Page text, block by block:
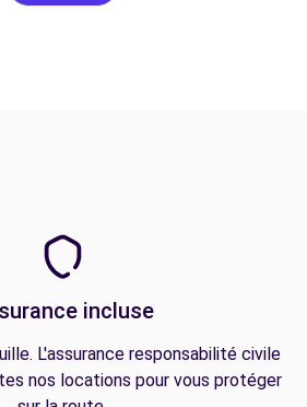
incluse
L'assurance responsabilité civile
nos locations pour vous protéger